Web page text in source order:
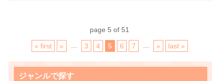
page 5 of 51
« first « ... 3 4 5 6 7 ... » last »
ジャンルで探す